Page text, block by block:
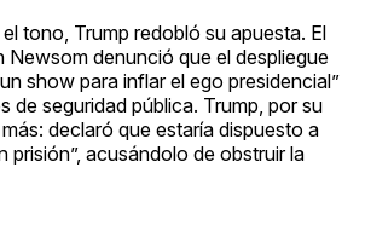
tono, Trump redobló su apuesta. El
Newsom denunció que el despliegue
show para inflar el ego presidencial”
de seguridad pública. Trump, por su
declaró que estaría dispuesto a
prisión”, acusándolo de obstruir la